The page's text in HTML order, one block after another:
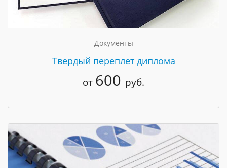
Документы
Твердый переплет диплома
от 600 руб.